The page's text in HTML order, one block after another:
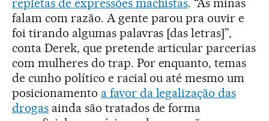
repletas de expressões machistas. “As minas
falam com razão. A gente parou pra ouvir e
foi tirando algumas palavras [das letras]”,
conta Derek, que pretende articular parcerias
com mulheres do trap. Por enquanto, temas
de cunho político e racial ou até mesmo um
posicionamento a favor da legalização das
drogasainda são tratados de forma